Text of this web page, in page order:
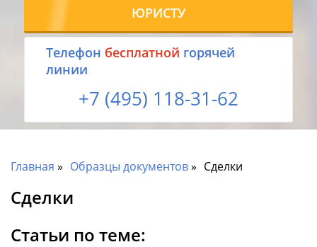
ЮРИСТУ
Tелефон бесплатной горячей
линии
+7 (495) 118-31-62
Главная Образцы документов Сделки
Сделки
Статьи по теме: